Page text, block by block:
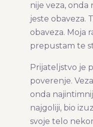
nije veza, onda
jeste obaveza.
obaveza. Moja
prepustam te
Prijateljstvo je
poverenje.
onda
najgoliji, bio
svoje telo